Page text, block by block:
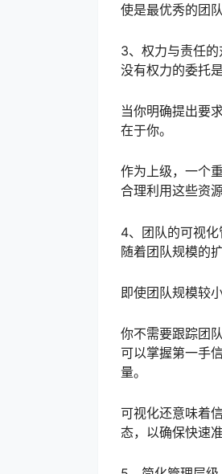
使是最优秀的团
3、权力与责任的
没有权力的委托是
当你明确提出要
在于你。
作为上级，一个
合理利用这些资源
4、团队的可视化
随着团队规模的
即使团队规模较
你不需要跟踪团
可以掌握第一手
量。
可视化还意味着
态，以确保快速